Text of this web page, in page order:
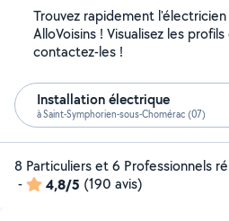
Trouvez rapidement
AlloVoisins ! Visualisez les
contactez-les !
Installation électrique
à Saint-Symphorien-sous-Chomérac (07)
8 Particuliers et 6 Professionnels
-
4,8/5 (190 avis)